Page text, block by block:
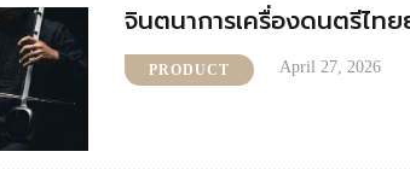
จินตนาการเครื่องดนตรีไท
PRODUCT April 27, 2026